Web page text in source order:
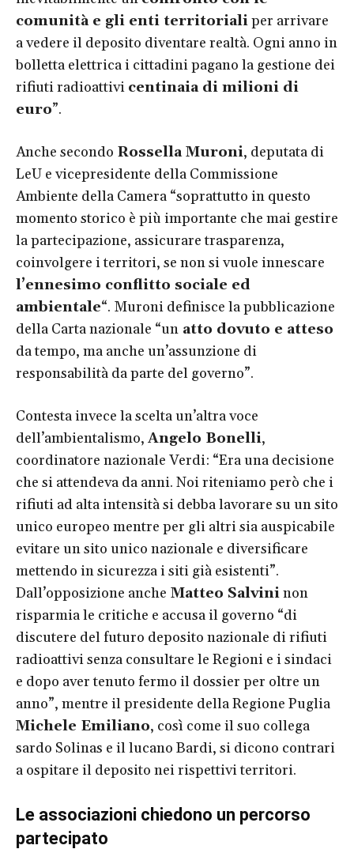
comunità e gli enti territorialiper arrivare
a vedere il deposito diventare realtà. Ogni anno in
bolletta elettrica i cittadini pagano la gestione dei
rifiuti radioattivi centinaia di milioni di
euro”.
Anche secondo Rossella Muroni, deputata di
LeU e vicepresidente della Commissione
Ambiente della Camera “soprattutto in questo
momento storico è più importante che mai gestire
la partecipazione, assicurare trasparenza,
coinvolgere i territori, se non si vuole innescare
l’ennesimo conflitto sociale ed
ambientale“. Muroni definisce la pubblicazione
della Carta nazionale “un atto dovuto e atteso
da tempo, ma anche un’assunzione di
responsabilità da parte del governo”.
Contesta invece la scelta un’altra voce
dell’ambientalismo, Angelo Bonelli,
coordinatore nazionale Verdi: “Era una decisione
che si attendeva da anni. Noi riteniamo però che i
rifiuti ad alta intensità si debba lavorare su un sito
unico europeo mentre per gli altri sia auspicabile
evitare un sito unico nazionale e diversificare
mettendo in sicurezza i siti già esistenti”.
Dall’opposizione anche Matteo Salvininon
risparmia le critiche e accusa il governo “di
discutere del futuro deposito nazionale di rifiuti
radioattivi senza consultare le Regioni e i sindaci
e dopo aver tenuto fermo il dossier per oltre un
anno”, mentre il presidente della Regione Puglia
Michele Emiliano, così come il suo collega
sardo Solinas e il lucano Bardi, si dicono contrari
a ospitare il deposito nei rispettivi territori.
Le associazioni chiedono un percorso
partecipato